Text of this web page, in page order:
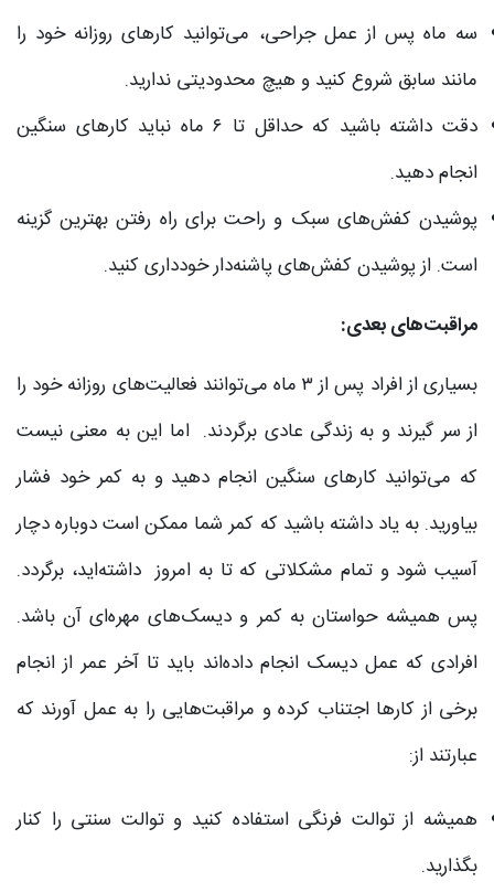
سه ماه پس از عمل جراحی، می‌توانید کارهای روزانه خود را
مانند سابق شروع کنید و هیچ محدودیتی ندارید.
دقت داشته باشید که حداقل تا ۶ ماه نباید کارهای سنگین
انجام دهید.
پوشیدن کفش‌های سبک و راحت برای راه رفتن بهترین گزینه
است. از پوشیدن کفش‌های پاشنه‌دار خودداری کنید.
مراقبت‌های بعدی:
بسیاری از افراد پس از ۳ ماه می‌توانند فعالیت‌های روزانه خود را
از سر گیرند و به زندگی عادی برگردند. اما این به معنی نیست
که می‌توانید کارهای سنگین انجام دهید و به کمر خود فشار
بیاورید. به یاد داشته باشید که کمر شما ممکن است دوباره دچار
آسیب شود و تمام مشکلاتی که تا به امروز داشته‌اید، برگردد.
پس همیشه حواستان به کمر و دیسک‌های مهره‌ای آن باشد.
افرادی که عمل دیسک انجام داده‌اند باید تا آخر عمر از انجام
برخی از کارها اجتناب کرده و مراقبت‌هایی را به عمل آورند که
عبارتند از:
همیشه از توالت فرنگی استفاده کنید و توالت سنتی را کنار
بگذارید.